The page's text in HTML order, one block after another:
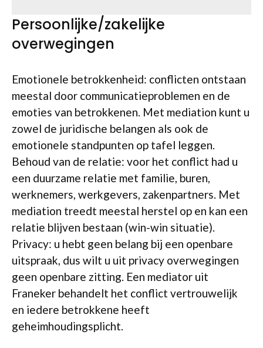
Persoonlijke/zakelijke
overwegingen
Emotionele betrokkenheid: conflicten ontstaan
meestal door communicatieproblemen en de
emoties van betrokkenen. Met mediation kunt u
zowel de juridische belangen als ook de
emotionele standpunten op tafel leggen.
Behoud van de relatie: voor het conflict had u
een duurzame relatie met familie, buren,
werknemers, werkgevers, zakenpartners. Met
mediation treedt meestal herstel op en kan een
relatie blijven bestaan (win-win situatie).
Privacy: u hebt geen belang bij een openbare
uitspraak, dus wilt u uit privacy overwegingen
geen openbare zitting. Een mediator uit
Franeker behandelt het conflict vertrouwelijk
en iedere betrokkene heeft
geheimhoudingsplicht.